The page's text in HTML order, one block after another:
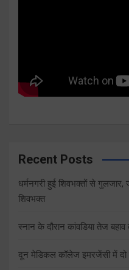
Recent Posts
धर्मनगरी हुई शिवभक्तों से
शिवभक्त
स्नान के दौरान कांवडिया तेज
दून मेडिकल कॉलेज इमरजेंसी में दो